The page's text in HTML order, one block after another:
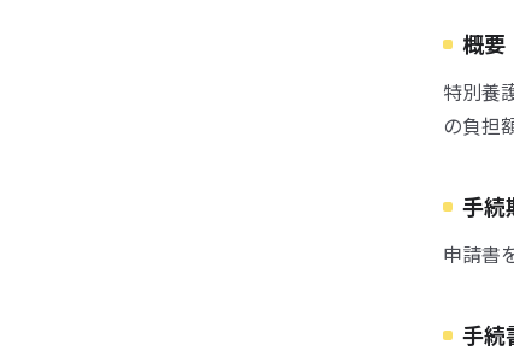
概要
特別養
の負担
手続
申請書
手続